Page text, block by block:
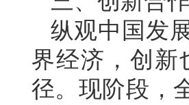
纵观中国发
界经济，创新
径。现阶段，